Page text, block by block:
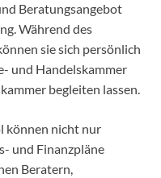
Beratungsangebot
Während des
sie sich persönlich
und Handelskammer
begleiten lassen.
können nicht nur
und Finanzpläne
Beratern,